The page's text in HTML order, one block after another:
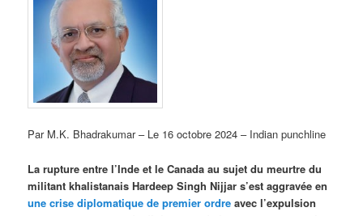
Par M.K. Bhadrakumar – Le 16 octobre 2024 – Indian punchline
La rupture entre l’Inde et le Canada au sujet du meurtre du
militant khalistanais Hardeep Singh Nijjar s’est aggravée en
une crise diplomatique de premier ordre avec l’expulsion